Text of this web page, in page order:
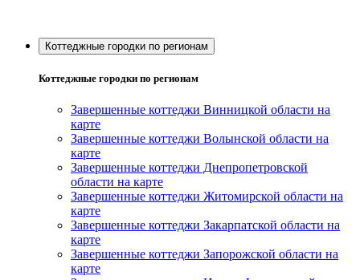
Коттеджные городки по регионам
Коттеджные городки по регионам
Завершенные коттеджи Винницкой области на
карте
Завершенные коттеджи Волынской области на
карте
Завершенные коттеджи Днепропетровской
области на карте
Завершенные коттеджи Житомирской области на
карте
Завершенные коттеджи Закарпатской области на
карте
Завершенные коттеджи Запорожской области на
карте